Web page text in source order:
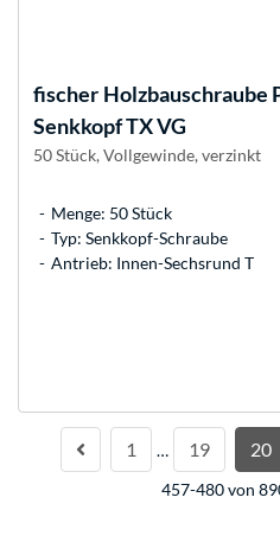
fischer Holzbauschraube
Senkkopf TX VG
50 Stück, Vollgewinde, verzinkt
Menge: 50 Stück
Typ: Senkkopf-Schraube
Antrieb: Innen-Sechsrund T
1 … 19 20
457-480 von